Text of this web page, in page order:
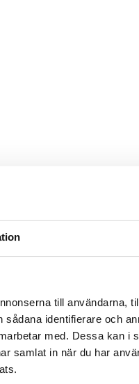
till användarna,
identifierare och
med. Dessa kan i
samlat in när du har
Juuri
ja